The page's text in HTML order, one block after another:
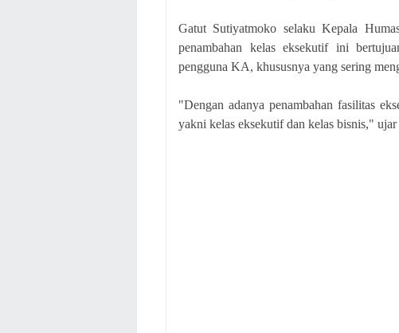
Gatut Sutiyatmoko selaku Kepala
penambahan kelas eksekutif ini
pengguna KA, khususnya yang sering
"Dengan adanya penambahan fasilitas
yakni kelas eksekutif dan kelas bisnis," ujar